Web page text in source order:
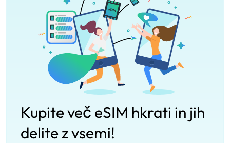
Kupite več eSIM hkrati in jih
delite z vsemi!